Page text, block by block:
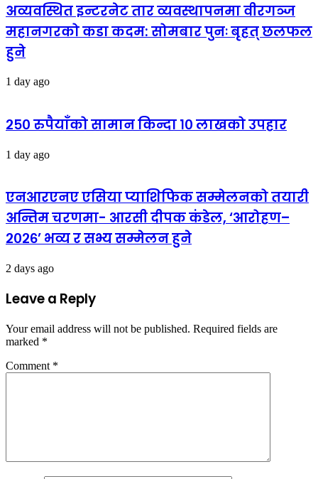
अव्यवस्थित इन्टरनेट तार व्यवस्थापनमा वीरगञ्ज
महानगरको कडा कदम: सोमबार पुनः बृहत् छलफल
हुने
1 day ago
२५० रुपैयाँको सामान किन्दा १० लाखको उपहार
1 day ago
एनआरएनए एसिया प्याशिफिक सम्मेलनको तयारी
अन्तिम चरणमा- आरसी दीपक कंडेल, ‘आरोहण–
२०२६’ भव्य र सभ्य सम्मेलन हुने
2 days ago
Leave a Reply
Your email address will not be published. Required fields are
marked *
Comment *